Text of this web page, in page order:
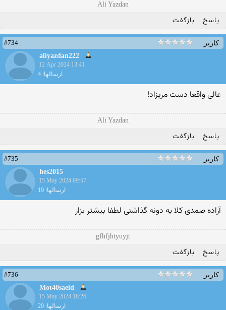
Ali Yazdan
پاسخ بازگفت
کاربر
#734
aliyazdan222
12 Apr 2024 13:41
ارسالها: 4
عالی واقعا دست مریزاد!
Ali Yazdan
پاسخ بازگفت
کاربر
#735
hes2015
15 May 2024 09:57
ارسالها: 19
آراده صمدی کلا یه دونه گذاشنی لطفا بیشتر بزار
gfhfjhtyuyjt
پاسخ بازگفت
کاربر
#736
Mot40saeid
15 May 2024 18:26
ارسالها: 29